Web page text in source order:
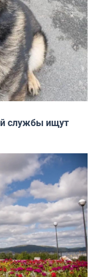
службы ищут